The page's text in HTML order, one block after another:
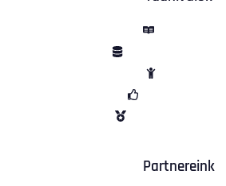
Partnereink